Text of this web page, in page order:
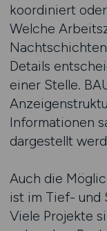
koordiniert
Welche
Details
einer Stelle.
Informationen
dargestellt
Auch die
ist im Tief- und
Viele Projekte